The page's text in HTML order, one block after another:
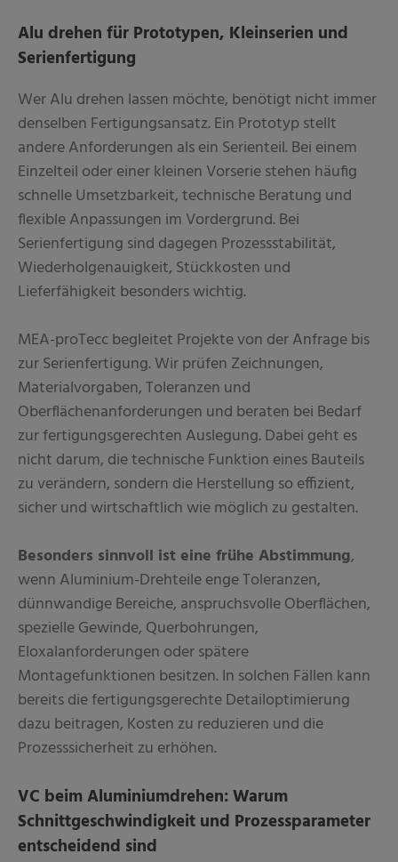
Alu drehen für Prototypen, Kleinserien und
Serienfertigung
Wer Alu drehen lassen möchte, benötigt nicht immer
denselben Fertigungsansatz. Ein Prototyp stellt
andere Anforderungen als ein Serienteil. Bei einem
Einzelteil oder einer kleinen Vorserie stehen häufig
schnelle Umsetzbarkeit, technische Beratung und
flexible Anpassungen im Vordergrund. Bei
Serienfertigung sind dagegen Prozessstabilität,
Wiederholgenauigkeit, Stückkosten und
Lieferfähigkeit besonders wichtig.
MEA-proTecc begleitet Projekte von der Anfrage bis
zur Serienfertigung. Wir prüfen Zeichnungen,
Materialvorgaben, Toleranzen und
Oberflächenanforderungen und beraten bei Bedarf
zur fertigungsgerechten Auslegung. Dabei geht es
nicht darum, die technische Funktion eines Bauteils
zu verändern, sondern die Herstellung so effizient,
sicher und wirtschaftlich wie möglich zu gestalten.
Besonders sinnvoll ist eine frühe Abstimmung,
wenn Aluminium-Drehteile enge Toleranzen,
dünnwandige Bereiche, anspruchsvolle Oberflächen,
spezielle Gewinde, Querbohrungen,
Eloxalanforderungen oder spätere
Montagefunktionen besitzen. In solchen Fällen kann
bereits die fertigungsgerechte Detailoptimierung
dazu beitragen, Kosten zu reduzieren und die
Prozesssicherheit zu erhöhen.
VC beim Aluminiumdrehen: Warum
Schnittgeschwindigkeit und Prozessparameter
entscheidend sind